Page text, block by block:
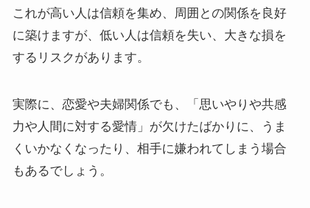
これが高い人は信頼を集め、周囲との関係を良好
に築けますが、低い人は信頼を失い、大きな損を
するリスクがあります。
実際に、恋愛や夫婦関係でも、「思いやりや共感
力や人間に対する愛情」が欠けたばかりに、うま
くいかなくなったり、相手に嫌われてしまう場合
もあるでしょう。